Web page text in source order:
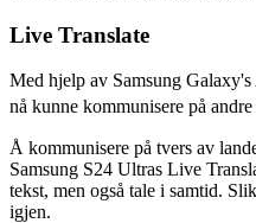
Live Translate
Med hjelp av Samsung
nå kunne kommunisere på
Å kommunisere på tvers av
Samsung S24 Ultras Live
tekst, men også tale i samtid.
igjen.